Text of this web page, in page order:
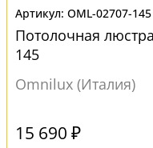
OML-02707-145
Потолочная
145
Omnilux (Италия)
15 690 ₽